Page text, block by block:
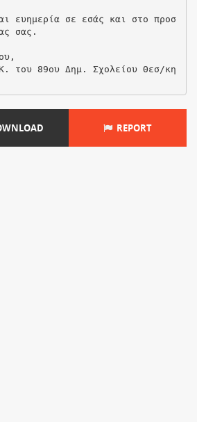
ευημερία σε εσάς και στο προσ
σας.
του 89ου Δημ. Σχολείου Θεσ/κη
REPORT